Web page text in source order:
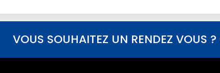
VOUS SOUHAITEZ UN RENDEZ VOUS